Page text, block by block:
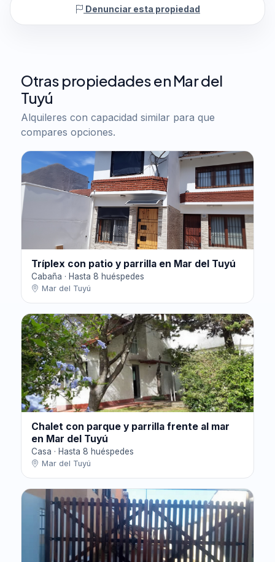
Denunciar esta propiedad
Otras propiedades en Mar del
Tuyú
Alquileres con capacidad similar para que
compares opciones.
Tríplex con patio y parrilla en Mar del Tuyú
Cabaña · Hasta 8 huéspedes
Mar del Tuyú
Chalet con parque y parrilla frente al mar
en Mar del Tuyú
Casa · Hasta 8 huéspedes
Mar del Tuyú